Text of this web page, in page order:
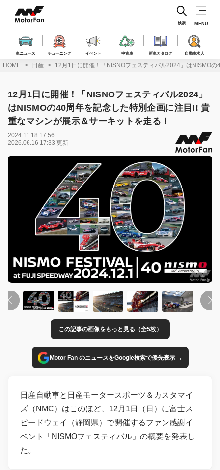
ス
車ニュース チューニング イベント 中古車 新車カタログ 自動車求人
検索 MENU
HOME 日産 12月1日に開催！「NISNOフェスティバル2024」はNISMO
12月1日に開催！「NISNOフェスティバル2024」
はNISMOの40周年を記念した特別企画に注目!! 貴
重なマシンが展示＆サーキットを走る！
2024.11.18 17:56
2026.06.16 17:33 更新
この記事の画像をもっと見る（全5枚）
Motor Fan のニュースをGoogle検索で優先表示→
日産自動車と日産モータースポーツ＆カスタマイ
ズ（NMC）はこのほど、12月1日（日）に富士ス
ピードウェイ（静岡県）で開催するファン感謝イ
ベント「NISMOフェスティバル」の概要を発表し
た。